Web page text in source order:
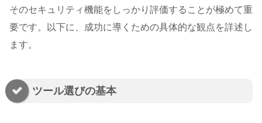
そのセキュリティ機能をしっかり評価することが極めて重
要です。以下に、成功に導くための具体的な観点を詳述し
ます。
ツール選びの基本